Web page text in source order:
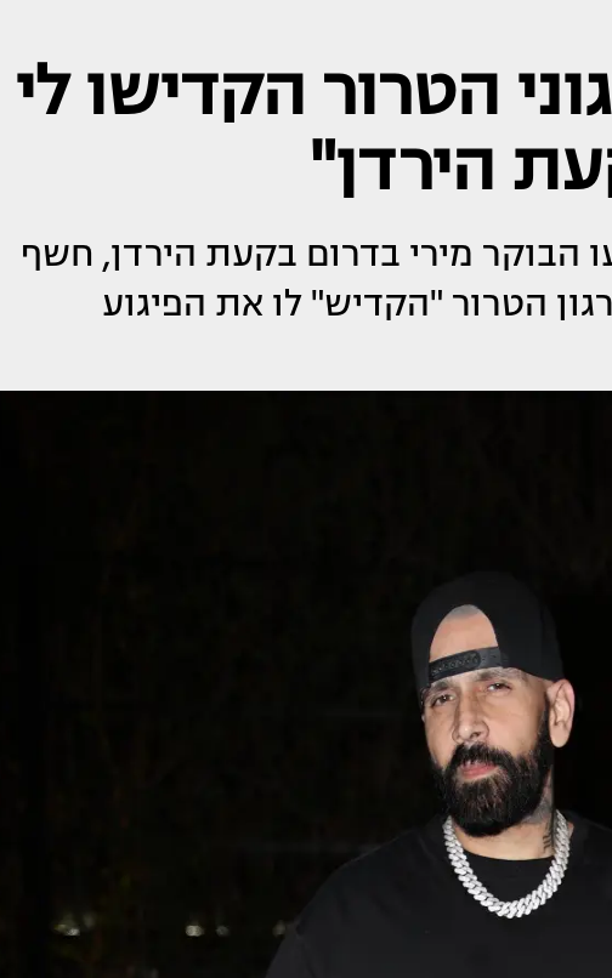
הטרור הקדישו לי
הירדן"
הבוקר מירי בדרום בקעת הירדן, חשף
הטרור "הקדיש" לו את הפיגוע